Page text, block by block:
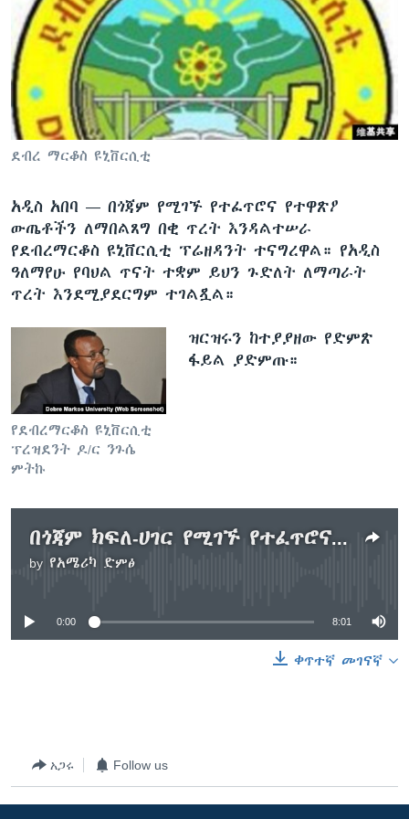
ቋንቋዎች
ደብረ ማርቆስ ዩኒቨርሲቲ
አዲስ አበባ — ​በጎጃም የሚገኙ የተፈጥሮና የተዋጽዖ
ውጤቶችን ለማበልጸግ በቂ ጥረት እንዳልተሠራ
የደብረማርቆስ ዩኒቨርሲቲ ፕሬዘዳንት ተናግረዋል። የአዲስ
ዓለማየሁ የባህል ጥናት ተቋም ይህን ጉድለት ለማጣራት
ጥረት እንደሚያደርግም ተገልጿል።
የደብረማርቆስ ዩኒቨርሲቲ
ፕረዝደንት ዶ/ር ንጉሴ
ምትኩ
ዝርዝሩን ከተያያዘው የድምጽ
ፋይል ያድምጡ።
በጎጃም ክፍለ-ሀገር የሚገኙ የተፈጥሮና የተዋጽዖ ውጤቶችን ለማበልጸግ በቂ ሥራ አልተሰራም ተባለ
by የአሜሪካ ድምፅ
No media source currently available
0:00 8:01
ቀጥተኛ መገናኛ
አጋሩ Follow us